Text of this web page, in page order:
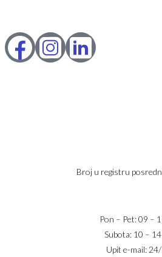
Broj u registru
Pon – Pet: 09 –
Subota: 10 –
Upit e-mail: